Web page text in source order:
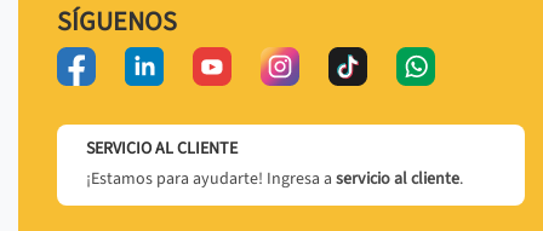
SÍGUENOS
SERVICIO AL CLIENTE
¡Estamos para ayudarte! Ingresa a servicio al cliente.